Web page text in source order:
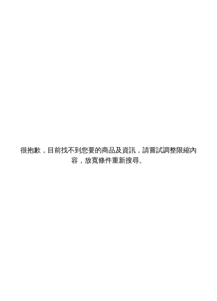
很抱歉，目前找不到您要的商品及資訊，請嘗試調整限縮內
容，放寬條件重新搜尋。